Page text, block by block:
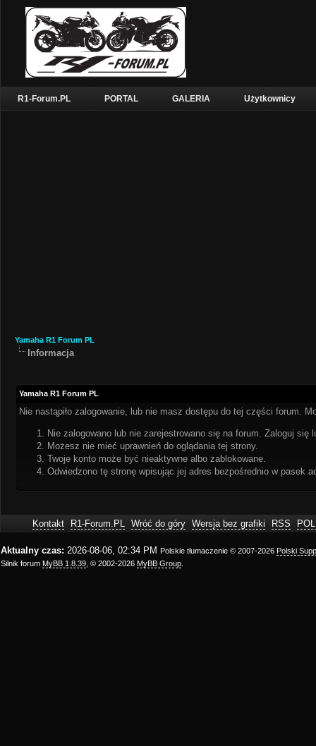
R1-Forum.PL PORTAL GALERIA Użytkownicy
Yamaha R1 Forum PL
Informacja
Yamaha R1 Forum PL
Nie nastąpiło zalogowanie, lub nie masz dostępu do tej części forum.
Nie zalogowano lub nie zarejestrowano się na forum. Zaloguj się
Możesz nie mieć uprawnień do oglądania tej strony.
Twoje konto może być nieaktywne albo zablokowane.
Odwiedzono tę stronę wpisując jej adres bezpośrednio w pasek
Kontakt R1-Forum.PL Wróć do góry Wersja bez grafiki RSS
Aktualny czas: 2026-08-06, 02:34 PM Polskie tłumaczenie © 2007-2026 Polski
Silnik forum MyBB 1.8.39 , © 2002-2026 MyBB Group